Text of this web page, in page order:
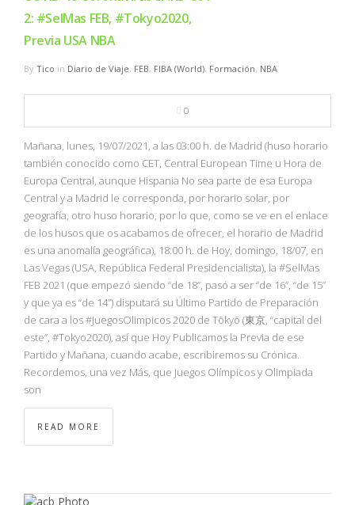
2: #SelMas FEB, #Tokyo2020,
Previa USA NBA
By Tico in Diario de Viaje, FEB, FIBA (World), Formación, NBA
0
Mañana, lunes, 19/07/2021, a las 03:00 h. de Madrid (huso horario
también conocido como CET, Central European Time u Hora de
Europa Central, aunque Hispania No sea parte de esa Europa
Central y a Madrid le corresponda, por horario solar, por
geografía, otro huso horario, por lo que, como se ve en el enlace
de los husos que os acabamos de ofrecer, el horario de Madrid
es una anomalía geográfica), 18:00 h. de Hoy, domingo, 18/07, en
Las Vegas (USA, República Federal Presidencialista), la #SelMas
FEB 2021 (que empezó siendo “de 18”, pasó a ser “de 16”, “de 15”
y que ya es “de 14”) disputará su Último Partido de Preparación
de cara a los #JuegosOlimpicos 2020 de Tōkyō (東京, “capital del
este”, #Tokyo2020), así que Hoy Publicamos la Previa de ese
Partido y Mañana, cuando acabe, escribiremos su Crónica.
Recordemos, una vez Más, que Juegos Olímpicos y Olimpiada
son
READ MORE